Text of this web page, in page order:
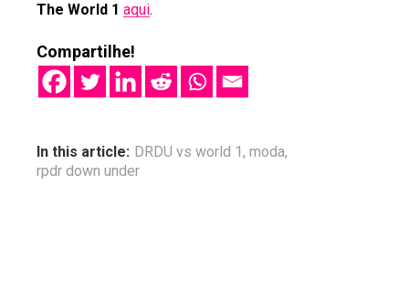
The World 1 aqui.
Compartilhe!
In this article: DRDU vs world 1, moda,
rpdr down under